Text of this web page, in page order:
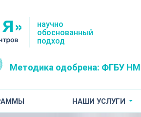
научно
обоснованный
подход
Методика одобрена: ФГБУ
НАШИ УСЛУГИ